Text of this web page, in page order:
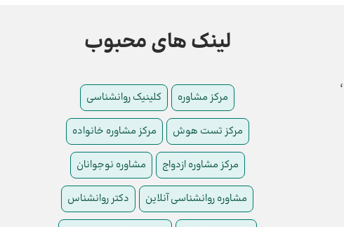
سیدخندان، خیابان جلفا، خیابان کاویان غربی، پلاک 58،
لینک های محبوب
مرکز مشاوره کلینیک روانشناسی
مرکز تست هوش مرکز مشاوره خانواده
مرکز مشاوره ازدواج مشاوره نوجوانان
مشاوره روانشناسی آنلاین دکتر روانشناس